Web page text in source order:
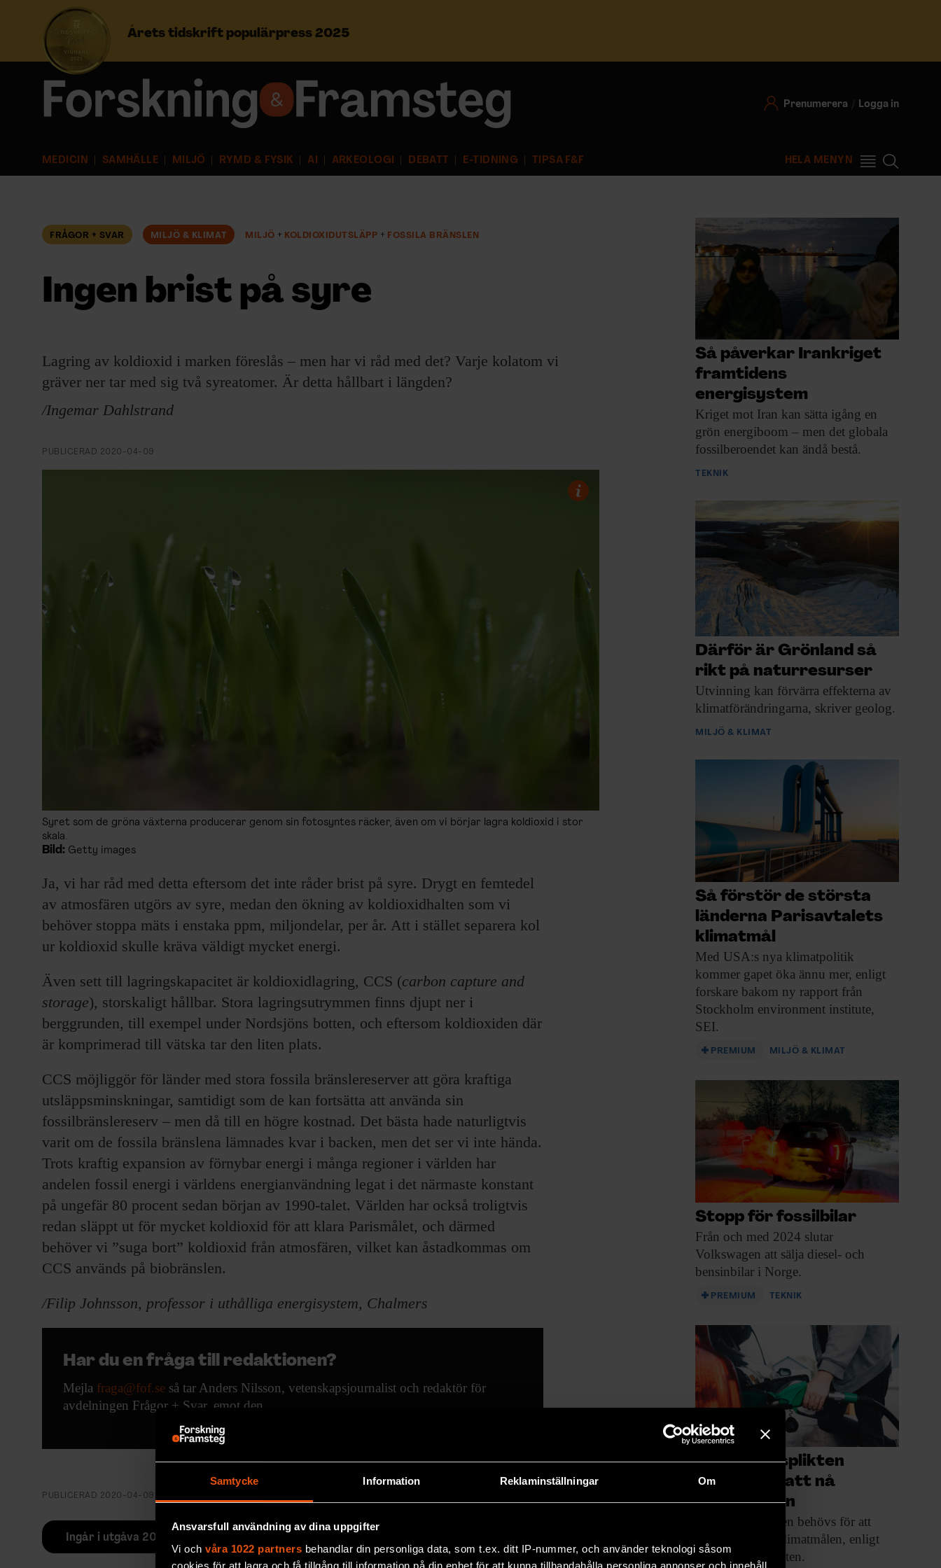
Samtycke Information Reklaminställningar Om
Ansvarsfull användning av dina uppgifter
Vi och våra 1022 partners behandlar din personliga data, som t.ex. ditt IP-nummer, och använder teknologi såsom
cookies för att lagra och få tillgång till information på din enhet för att kunna tillhandahålla personliga annonser och innehåll,
Årets tidskrift populärpress 2025
Prenumerera Logga in
MEDICIN SAMHÄLLE MILJÖ RYMD & FYSIK AI ARKEOLOGI DEBATT E-TIDNING TIPSA F&F HELA MENYN
r
Prenumerera
NYHETSBREV
ARKIV & E-TIDNING
LYSSNA/PODD
SHOP
KONTAKTA F&F
PRENUMERERA PÅ F&F
FRÅGOR + SVAR MILJÖ & KLIMAT MILJÖ KOLDIOXIDUTSLÄPP FOSSILA BRÄNSLEN
Ingen brist på syre
Lagring av koldioxid i marken föreslås – men har vi råd med det? Varje kolatom vi
gräver ner tar med sig två syreatomer. Är detta hållbart i längden?
/Ingemar Dahlstrand
PUBLICERAD 2020-04-09
Syret som de gröna växterna producerar genom sin fotosyntes räcker, även om vi börjar lagra koldioxid i stor
skala.
Bild: Getty images
Ja, vi har råd med detta eftersom det inte råder brist på syre. Drygt en femtedel
av atmosfären utgörs av syre, medan den ökning av koldioxidhalten som vi
behöver stoppa mäts i enstaka ppm, miljondelar, per år. Att i stället separera kol
ur koldioxid skulle kräva väldigt mycket energi.
Även sett till lagringskapacitet är koldioxidlagring, CCS (carbon capture and
storage), storskaligt hållbar. Stora lagringsutrymmen finns djupt ner i
berggrunden, till exempel under Nordsjöns botten, och eftersom koldioxiden där
är komprimerad till vätska tar den liten plats.
CCS möjliggör för länder med stora fossila bränslereserver att göra kraftiga
utsläppsminskningar, samtidigt som de kan fortsätta att använda sin
fossilbränslereserv – men då till en högre kostnad. Det bästa hade naturligtvis
varit om de fossila bränslena lämnades kvar i backen, men det ser vi inte hända.
Trots kraftig expansion av förnybar energi i många regioner i världen har
andelen fossil energi i världens energianvändning legat i det närmaste konstant
på ungefär 80 procent sedan början av 1990-talet. Världen har också troligtvis
redan släppt ut för mycket koldioxid för att klara Parismålet, och därmed
behöver vi ”suga bort” koldioxid från atmosfären, vilket kan åstadkommas om
CCS används på biobränslen.
/Filip Johnsson, professor i uthålliga energisystem, Chalmers
Har du en fråga till redaktionen?
Mejla fraga@fof.se så tar Anders Nilsson, vetenskapsjournalist och redaktör för
avdelningen Frågor + Svar, emot den.
PUBLICERAD 2020-04-09
Ingår i utgåva 2020/3
Så påverkar Irankriget
framtidens
energisystem
Kriget mot Iran kan sätta igång en
grön energiboom – men det globala
fossilberoendet kan ändå bestå.
TEKNIK
Därför är Grönland så
rikt på naturresurser
Utvinning kan förvärra effekterna av
klimatförändringarna, skriver geolog.
MILJÖ & KLIMAT
Så förstör de största
länderna Parisavtalets
klimatmål
Med USA:s nya klimatpolitik
kommer gapet öka ännu mer, enligt
forskare bakom ny rapport från
Stockholm environment institute,
SEI.
PREMIUM MILJÖ & KLIMAT
Stopp för fossilbilar
Från och med 2024 slutar
Volkswagen att sälja diesel- och
bensinbilar i Norge.
PREMIUM TEKNIK
Reduktionsplikten
behövs för att nå
klimatmålen
Reduktionsplikten behövs för att
Sverige ska nå klimatmålen, enligt
Energimyndigheten.